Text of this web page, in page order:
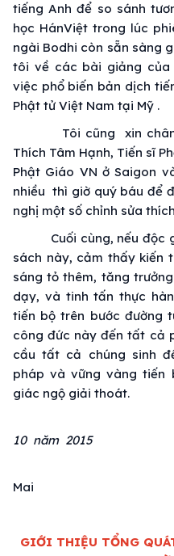
tiếng Anh để so sánh
học HánViệt trong lúc
ngài Bodhi còn sẵn sàng
tôi về các bài giảng
việc phổ biến bản dịch
Phật tử Việt Nam tại Mỹ .
Tôi cũng xin chân
Thích Tâm Hạnh, Tiến sĩ
Phật Giáo VN ở Saigon
nhiềuthì giờ quý báu để
nghị một số chỉnh sửa
Cuối cùng, nếuđộc
sách này, cảm thấy kiến
sáng tỏ thêm, tăng trưởng
dạy, và tinh tấn thực
tiến bộ trên bước đường
công đức này đến tất cả
cầu tất cả chúng sinh
pháp vàvững vàng tiến
giác ngộ giải thoát.
10 năm 2015
Nguyên
Mai
GIỚI THIỆU TỔNG